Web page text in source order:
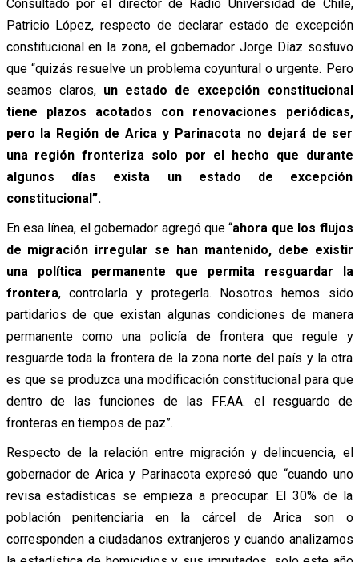
Consultado por el director de Radio Universidad de Chile,
Patricio López, respecto de declarar estado de excepción
constitucional en la zona, el gobernador Jorge Díaz sostuvo
que “quizás resuelve un problema coyuntural o urgente. Pero
seamos claros, un estado de excepción constitucional
tiene plazos acotados con renovaciones periódicas,
pero la Región de Arica y Parinacota no dejará de ser
una región fronteriza solo por el hecho que durante
algunos días exista un estado de excepción
constitucional”.
En esa línea, el gobernador agregó que “ahora que los flujos
de migración irregular se han mantenido, debe existir
una política permanente que permita resguardar la
frontera, controlarla y protegerla. Nosotros hemos sido
partidarios de que existan algunas condiciones de manera
permanente como una policía de frontera que regule y
resguarde toda la frontera de la zona norte del país y la otra
es que se produzca una modificación constitucional para que
dentro de las funciones de las FF.AA. el resguardo de
fronteras en tiempos de paz”.
Respecto de la relación entre migración y delincuencia, el
gobernador de Arica y Parinacota expresó que “cuando uno
revisa estadísticas se empieza a preocupar. El 30% de la
población penitenciaria en la cárcel de Arica son o
corresponden a ciudadanos extranjeros y cuando analizamos